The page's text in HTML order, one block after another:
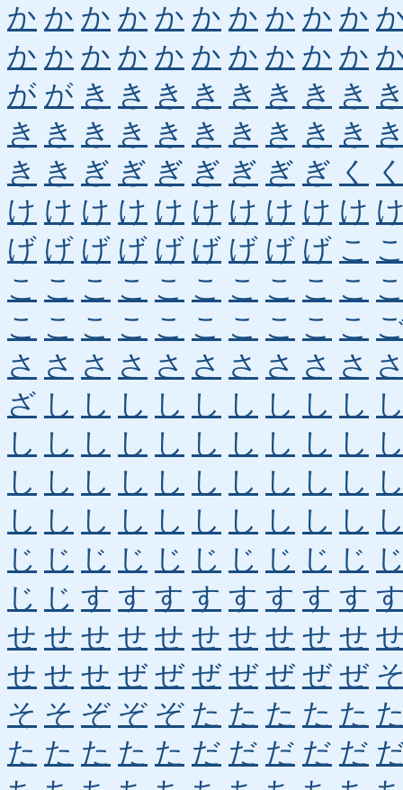
か か か か か か か か か か
か か か か か か か か か か
が が き き き き き き き き
き き き き き き き き き き
き き ぎ ぎ ぎ ぎ ぎ ぎ ぎ く
け け け け け け け け け け
げ げ げ げ げ げ げ げ げ こ
こ こ こ こ こ こ こ こ こ こ
こ こ こ こ こ こ こ こ こ こ
さ さ さ さ さ さ さ さ さ さ
ざ し し し し し し し し し
し し し し し し し し し し
し し し し し し し し し し
し し し し し し し し し し
じ じ じ じ じ じ じ じ じ じ
じ じ す す す す す す す す
せ せ せ せ せ せ せ せ せ せ
せ せ せ ぜ ぜ ぜ ぜ ぜ ぜ ぜ
そ そ ぞ ぞ ぞ た た た た た
た た た た た だ だ だ だ だ